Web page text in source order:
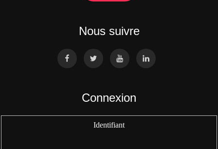
Nous suivre
Connexion
Identifiant